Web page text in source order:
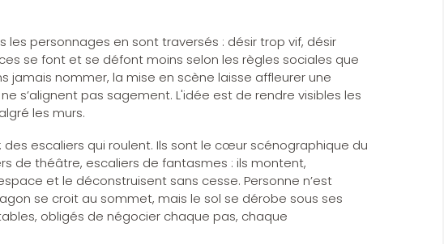
les personnages en sont traversés : désir trop vif, désir
se font et se défont moins selon les règles sociales que
jamais nommer, la mise en scène laisse affleurer une
s’alignent pas sagement. L'idée est de rendre visibles les
les murs.
escaliers qui roulent. Ils sont le cœur scénographique du
de théâtre, escaliers de fantasmes : ils montent,
et le déconstruisent sans cesse. Personne n’est
se croit au sommet, mais le sol se dérobe sous ses
obligés de négocier chaque pas, chaque